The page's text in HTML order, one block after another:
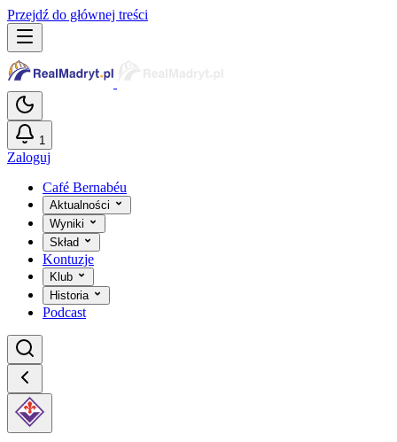
Przejdź do głównej treści
1
Zaloguj
Café Bernabéu
Aktualności
Wyniki
Skład
Kontuzje
Klub
Historia
Podcast